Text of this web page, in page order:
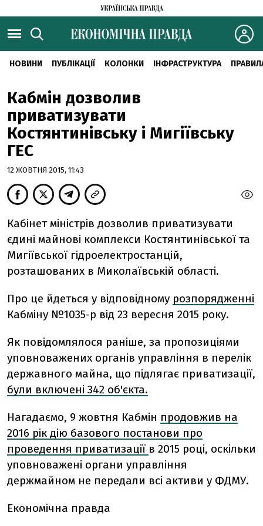
НОВИНИ ПУБЛІКАЦІЇ КОЛОНКИ ІНФРАСТРУКТУРА
Кабмін дозволив
приватизувати
Костянтинівську і Мигіївську
ГЕС
12 ЖОВТНЯ 2015, 11:43
Кабінет міністрів дозволив приватизувати
єдині майнові комплекси Костянтинівської та
Мигіївської гідроелектростанцій,
розташованих в Миколаївській області.
Про це йдеться у відповідному розпорядженні
Кабміну №1035-р від 23 вересня 2015 року.
Як повідомлялося раніше, за пропозиціями
уповноважених органів управління в перелік
державного майна, що підлягає приватизації,
були включені 342 об'єкта.
Нагадаємо, 9 жовтня Кабмін продовжив на
2016 рік дію базового постанови про
проведення приватизації в 2015 році, оскільки
уповноважені органи управління
держмайном не передали всі активи у ФДМУ.
Економічна правда